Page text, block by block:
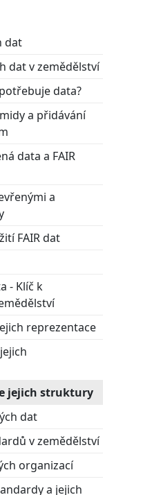
dat
dat v zemědělství
data?
a přidávání
data a FAIR
a
FAIR dat
- Klíč k
reprezentace
jejich struktury
dat
v zemědělství
organizací
a jejich